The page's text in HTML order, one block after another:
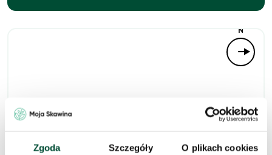
Zgoda Szczegóły O plikach cookies
N